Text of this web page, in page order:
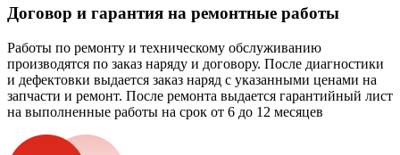
Договор и гарантия на ремонтные работы
Работы по ремонту и техническому обслуживанию
производятся по заказ наряду и договору. После диагностики
и дефектовки выдается заказ наряд с указанными ценами на
запчасти и ремонт. После ремонта выдается гарантийный лист
на выполненные работы на срок от 6 до 12 месяцев